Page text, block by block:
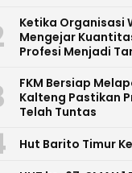
Ketika Organisasi
Mengejar
Profesi Menjadi
FKM Bersiap
Kalteng Pastikan
Telah Tuntas
Hut Barito Timur